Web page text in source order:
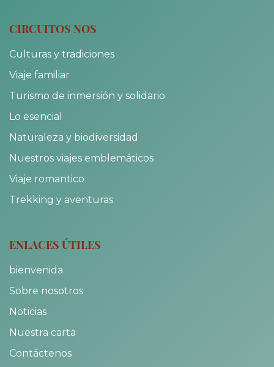
CIRCUITOS NOS
Culturas y tradiciones
Viaje familiar
Turismo de inmersión y solidario
Lo esencial
Naturaleza y biodiversidad
Nuestros viajes emblemáticos
Viaje romantico
Trekking y aventuras
ENLACES ÚTILES
bienvenida
Sobre nosotros
Noticias
Nuestra carta
Contáctenos